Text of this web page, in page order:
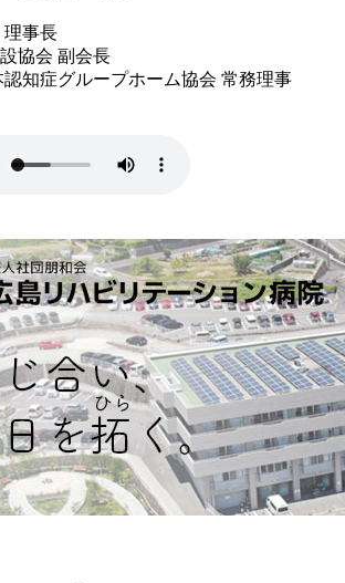
理事長
協会 副会長
知症グループホーム協会 常務理事